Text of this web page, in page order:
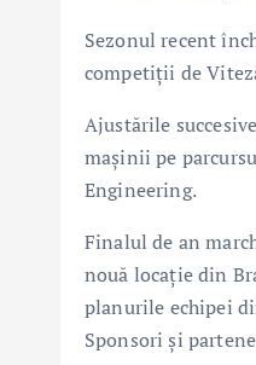
Sezonul recent
competiții de
Ajustările
mașinii pe
Engineering.
Finalul de an
nouă locație din
planurile echipei
Sponsori și